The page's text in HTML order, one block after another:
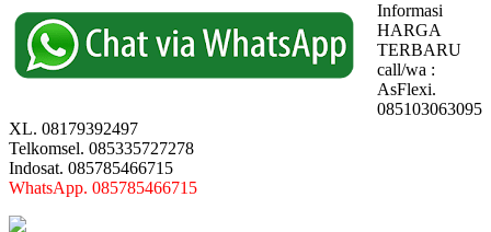
Informasi
HARGA
TERBARU
call/wa :
AsFlexi.
085103063095
XL. 08179392497
Telkomsel. 085335727278
Indosat. 085785466715
WhatsApp. 085785466715